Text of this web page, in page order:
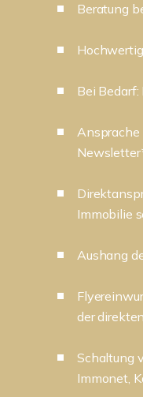
Beratung
Bei
Ansprache
Immobilie
Aushang
der
Schaltung
Immonet,